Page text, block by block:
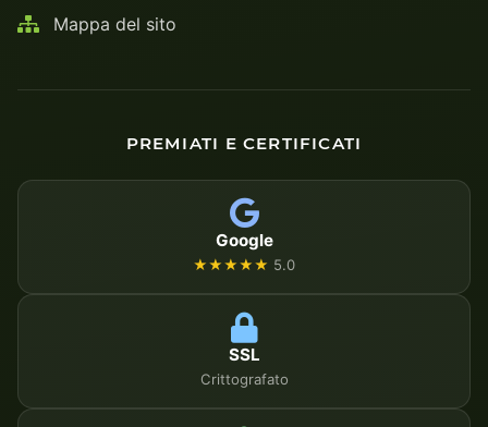
Mappa del sito
PREMIATI E CERTIFICATI
Google
★★★★★ 5.0
SSL
Crittografato